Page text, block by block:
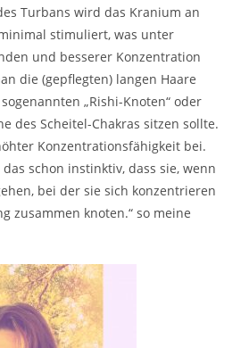
Turbans wird das Kranium an
stimuliert, was unter
und besserer Konzentration
die (gepflegten) langen Haare
„Rishi-Knoten“ oder
des Scheitel-Chakras sitzen sollte.
Konzentrationsfähigkeit bei.
schon instinktiv, dass sie, wenn
bei der sie sich konzentrieren
zusammen knoten.“ so meine